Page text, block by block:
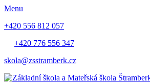
Menu
+420 556 812 057
+420 776 556 347
skola@zsstramberk.cz